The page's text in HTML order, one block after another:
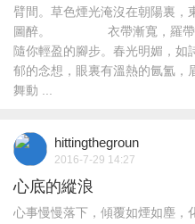
臂間。草色煙光淹沒在朝陽裏，
圖醉。 衣帶漸寬，羅帶被
隨你輕盈的腳步。春光明媚，如
郁的念想，眼裏有溫熱的氤氳，
舞動 ...
hittingthegroun
2016-7-29 14:27
心底的縱浪
心事慢慢落下，傾覆如煙如塵，